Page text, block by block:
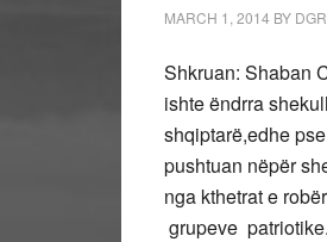
MARCH 1, 2014 BY
Shkruan: Shaban
ishte ëndrra
shqiptarë,edhe
pushtuan nëpër
nga kthetrat e
grupeve